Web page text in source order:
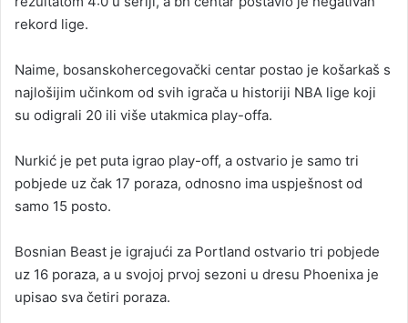
rekord lige.
Naime, bosanskohercegovački centar postao je košarkaš s
najlošijim učinkom od svih igrača u historiji NBA lige koji
su odigrali 20 ili više utakmica play-offa.
Nurkić je pet puta igrao play-off, a ostvario je samo tri
pobjede uz čak 17 poraza, odnosno ima uspješnost od
samo 15 posto.
Bosnian Beast je igrajući za Portland ostvario tri pobjede
uz 16 poraza, a u svojoj prvoj sezoni u dresu Phoenixa je
upisao sva četiri poraza.